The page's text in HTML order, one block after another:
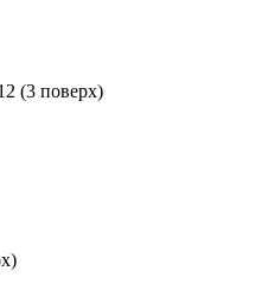
(3 поверх)